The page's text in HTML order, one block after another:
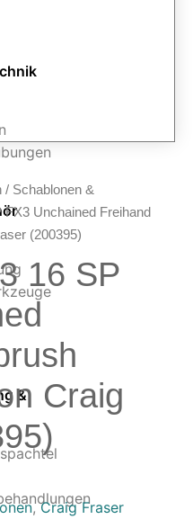
&
/ Schablonen &
Unchained Freihand
(200395)
16 SP
Craig
,Craig Fraser